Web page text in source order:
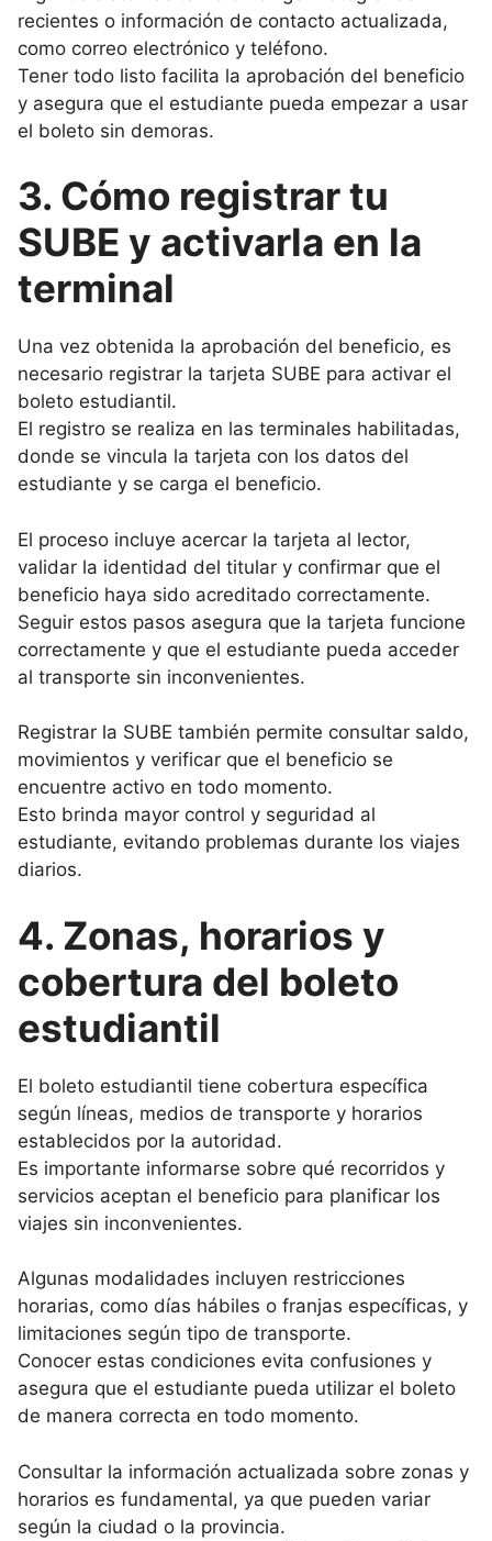
recientes o información de contacto actualizada,
como correo electrónico y teléfono.
Tener todo listo facilita la aprobación del beneficio
y asegura que el estudiante pueda empezar a usar
el boleto sin demoras.
3. Cómo registrar tu
SUBE y activarla en la
terminal
Una vez obtenida la aprobación del beneficio, es
necesario registrar la tarjeta SUBE para activar el
boleto estudiantil.
El registro se realiza en las terminales habilitadas,
donde se vincula la tarjeta con los datos del
estudiante y se carga el beneficio.
El proceso incluye acercar la tarjeta al lector,
validar la identidad del titular y confirmar que el
beneficio haya sido acreditado correctamente.
Seguir estos pasos asegura que la tarjeta funcione
correctamente y que el estudiante pueda acceder
al transporte sin inconvenientes.
Registrar la SUBE también permite consultar saldo,
movimientos y verificar que el beneficio se
encuentre activo en todo momento.
Esto brinda mayor control y seguridad al
estudiante, evitando problemas durante los viajes
diarios.
4. Zonas, horarios y
cobertura del boleto
estudiantil
El boleto estudiantil tiene cobertura específica
según líneas, medios de transporte y horarios
establecidos por la autoridad.
Es importante informarse sobre qué recorridos y
servicios aceptan el beneficio para planificar los
viajes sin inconvenientes.
Algunas modalidades incluyen restricciones
horarias, como días hábiles o franjas específicas, y
limitaciones según tipo de transporte.
Conocer estas condiciones evita confusiones y
asegura que el estudiante pueda utilizar el boleto
de manera correcta en todo momento.
Consultar la información actualizada sobre zonas y
horarios es fundamental, ya que pueden variar
según la ciudad o la provincia.